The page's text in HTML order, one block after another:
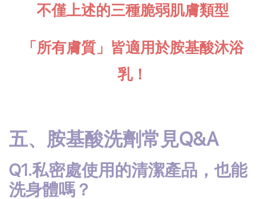
不僅上述的三種脆弱肌膚類型
「所有膚質」皆適用於胺基酸沐浴
乳！
五、胺基酸洗劑常見Q&A
Q1.私密處使用的清潔產品，也能
洗身體嗎？